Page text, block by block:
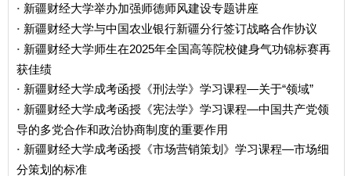
· 新疆财经大学举办加强师德师风建设专题讲座
· 新疆财经大学与中国农业银行新疆分行签订战略合作协议
· 新疆财经大学师生在2025年全国高等院校健身气功锦标赛再
获佳绩
· 新疆财经大学成考函授《刑法学》学习课程—关于“领域”
· 新疆财经大学成考函授《宪法学》学习课程—中国共产党领
导的多党合作和政治协商制度的重要作用
· 新疆财经大学成考函授《市场营销策划》学习课程—市场细
分策划的标准